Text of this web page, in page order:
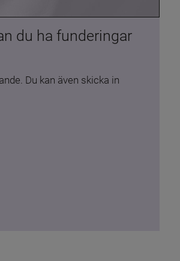
du ha funderingar
Du kan även skicka in